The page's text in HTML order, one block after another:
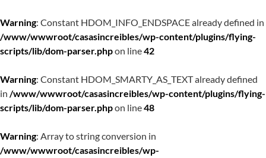
Warning: Constant HDOM_INFO_ENDSPACE already defined in
/www/wwwroot/casasincreibles/wp-content/plugins/flying-
scripts/lib/dom-parser.phpon line42
Warning: Constant HDOM_SMARTY_AS_TEXT already defined
in /www/wwwroot/casasincreibles/wp-content/plugins/flying-
scripts/lib/dom-parser.phpon line48
Warning: Array to string conversion in
/www/wwwroot/casasincreibles/wp-